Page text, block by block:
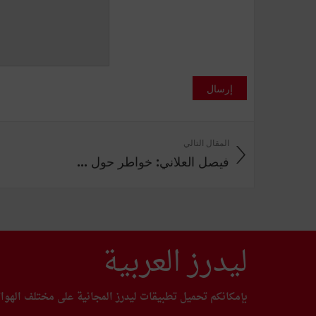
إرسال
المقال التالي
فيصل العلاني: خواطر حول ...
ليدرز العربية
بإمكانكم تحميل تطبيقات ليدرز المجانية على مختلف